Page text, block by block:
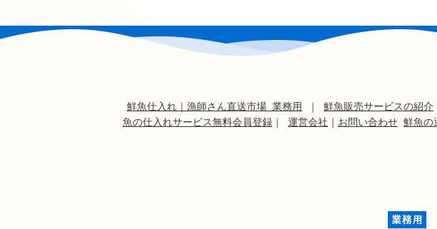
鮮魚仕入れ｜漁師さん直送市場 業務用 ｜ 鮮魚販売サービスの紹介
魚の仕入れサービス無料会員登録 ｜ 運営会社 ｜ お問い合わせ 鮮魚の